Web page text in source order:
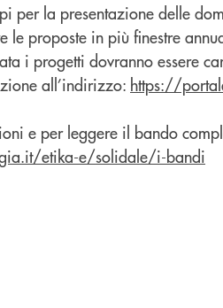
per la presentazione delle
le proposte in più finestre
i progetti dovranno essere
all’indirizzo: https://
e per leggere il bando
etika-e/solidale/i-bandi